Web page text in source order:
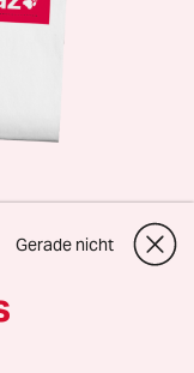
Blick
macht und
werden. Jetzt
Gerade nicht